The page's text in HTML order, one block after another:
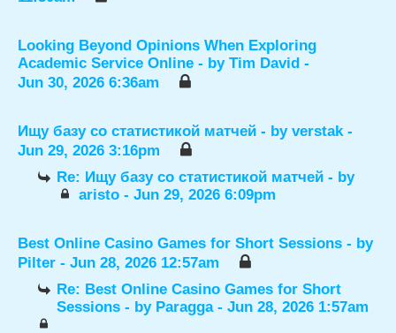
Looking Beyond Opinions When Exploring
Academic Service Online - by Tim David -
Jun 30, 2026 6:36am
Ищу базу со статистикой матчей - by verstak-
Jun 29, 2026 3:16pm
Re: Ищу базу со статистикой матчей - by
aristo- Jun 29, 2026 6:09pm
Best Online Casino Games for Short Sessions - by
Pilter - Jun 28, 2026 12:57am
Re: Best Online Casino Games for Short
Sessions - by Paragga- Jun 28, 2026 1:57am